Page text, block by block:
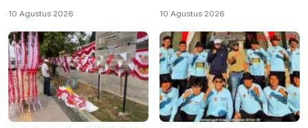
10 Agustus 2026 10 Agustus 2026